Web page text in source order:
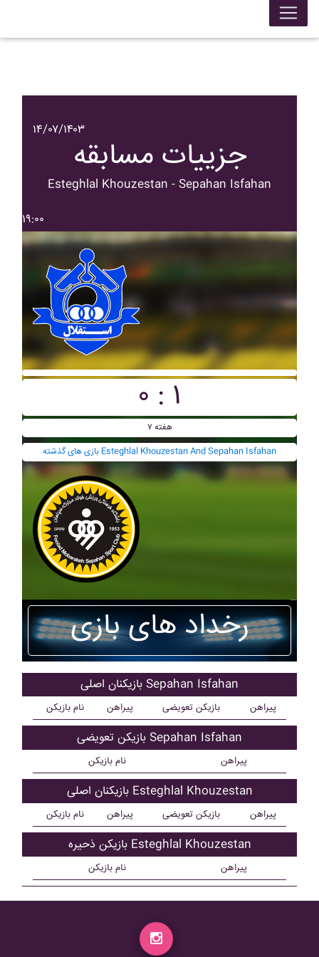
۱۴/۰۷/۱۴۰۳
جزییات مسابقه
Esteghlal Khouzestan - Sepahan Isfahan
۱۹:۰۰
۰ : ۱
هفته ۷
بازی های گذشته Esteghlal Khouzestan And Sepahan Isfahan
رخداد های بازی
بازیکنان اصلی Sepahan Isfahan
نام بازیکن پیراهن بازیکن تعویضی پیراهن
بازیکن تعویضی Sepahan Isfahan
نام بازیکن پیراهن
بازیکنان اصلی Esteghlal Khouzestan
نام بازیکن پیراهن بازیکن تعویضی پیراهن
بازیکن ذحیره Esteghlal Khouzestan
نام بازیکن پیراهن